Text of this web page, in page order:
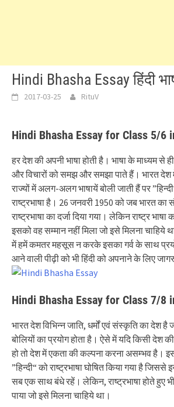
Hindi Bhasha Essay हिंदी
2017-03-25 RituV
Hindi Bhasha Essay for Class 5/6
हर देश की अपनी भाषा होती है। भाषा के माध्यम से
और विचारों को समझ और समझा पाते हैं। भारत
राज्यों में अलग-अलग भाषायें बोली जाती हैं पर
राष्ट्रभाषा है। 26 जनवरी 1950 को जब भारत का
राष्ट्रभाषा का दर्जा दिया गया। लेकिन राष्ट्र भाषा
इसको वह सम्मान नहीं मिला जो इसे मिलना चाहिये
में हमें कमतर महसूस न करके इसका गर्व के साथ
आने वाली पीढ़ी को भी हिंदी को अपनाने के लिए
Hindi Bhasha Essay for Class 7/8
भारत देश विभिन्न जाति, धर्मों एवं संस्कृति का देश
बोलियों का प्रयोग होता है। ऐसे में यदि किसी देश
हो तो देश में एकता की कल्पना करना असम्भव है।
”हिन्दी“ को राष्ट्रभाषा घोषित किया गया है जिससे
सब एक साथ बंधे रहें। लेकिन, राष्ट्रभाषा होते हुए
पाया जो इसे मिलना चाहिये था।